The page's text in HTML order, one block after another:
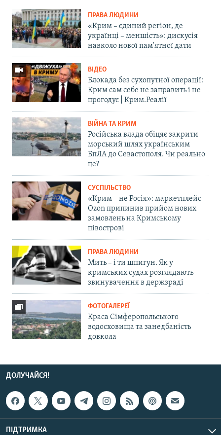
ПРАВА ЛЮДИНИ
«Крим – єдиний регіон, де
українці – меншість»: дискусія
навколо нової пам'ятної дати
ВІДЕО
Блокада без сухопутної операції:
Крим сам себе не заправить і не
прогодує | Крим.Реалії
ВІЙНА ТА КРИМ
Російська влада обіцяє закрити
морський шлях українським
БпЛА до Севастополя. Чи реально
це?
СУСПІЛЬСТВО
«Крим – не Росія»: маркетплейс
Ozon припинив прийом нових
замовлень на Кримському
півострові
ПРАВА ЛЮДИНИ
Мить – і ти шпигун. Як у
кримських судах розглядають
звинувачення в держзраді
ФОТОГАЛЕРЕЇ
Краса Сімферопольського
водосховища та занедбаність
довкола
ДОЛУЧАЙСЯ!
ПІДТРИМКА